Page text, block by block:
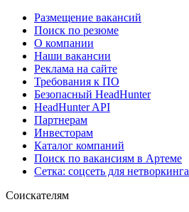
Размещение вакансий
Поиск по резюме
О компании
Наши вакансии
Реклама на сайте
Требования к ПО
Безопасный HeadHunter
HeadHunter API
Партнерам
Инвесторам
Каталог компаний
Поиск по вакансиям в Артеме
Сетка: соцсеть для нетворкинга
Соискателям